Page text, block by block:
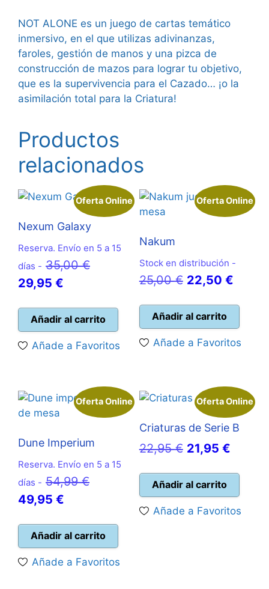
NOT ALONE es un juego de cartas temático
inmersivo, en el que utilizas adivinanzas,
faroles, gestión de manos y una pizca de
construcción de mazos para lograr tu objetivo,
que es la supervivencia para el Cazado… ¡o la
asimilación total para la Criatura!
Productos
relacionados
Oferta Online
Nexum Galaxy
Reserva. Envío en 5 a 15
días - 35,00€El
era:
35,00 €.
29,95 €
actual
es:
29,95 €.
Añadir al carrito
Añade a Favoritos
Oferta Online
Nakum
Stock en distribución -
25,00€ El
original
era:
25,00 €.
22,50 €El
es:
22,50
Añadir al carrito
Añade a Favoritos
Oferta Online
Dune Imperium
Reserva. Envío en 5 a 15
días - 54,99€El
era:
54,99 €.
49,95 €
actual
es:
49,95 €.
Añadir al carrito
Añade a Favoritos
Oferta Online
Criaturas de Serie B
22,95€ El
original
era:
22,95 €.
21,95 €El
es:
21,95
Añadir al carrito
Añade a Favoritos